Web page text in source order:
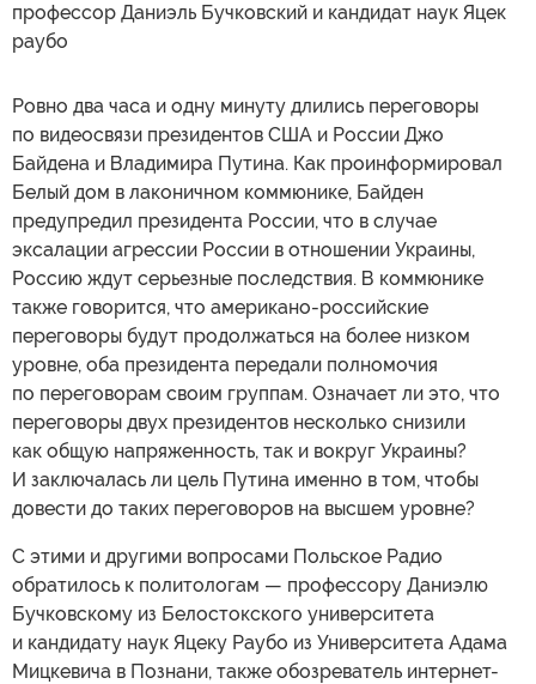
профессор Даниэль Бучковский и кандидат наук Яцек
раубо
Ровно два часа и одну минуту длились переговоры
по видеосвязи президентов США и России Джо
Байдена и Владимира Путина. Как проинформировал
Белый дом в лаконичном коммюнике, Байден
предупредил президента России, что в случае
эксалации агрессии России в отношении Украины,
Россию ждут серьезные последствия. В коммюнике
также говорится, что американо-российские
переговоры будут продолжаться на более низком
уровне, оба президента передали полномочия
по переговорам своим группам. Означает ли это, что
переговоры двух президентов несколько снизили
как общую напряженность, так и вокруг Украины?
И заключалась ли цель Путина именно в том, чтобы
довести до таких переговоров на высшем уровне?
С этими и другими вопросами Польское Радио
обратилось к политологам — профессору Даниэлю
Бучковскому из Белостокского университета
и кандидату наук Яцеку Раубо из Университета Адама
Мицкевича в Познани, также обозреватель интернет-